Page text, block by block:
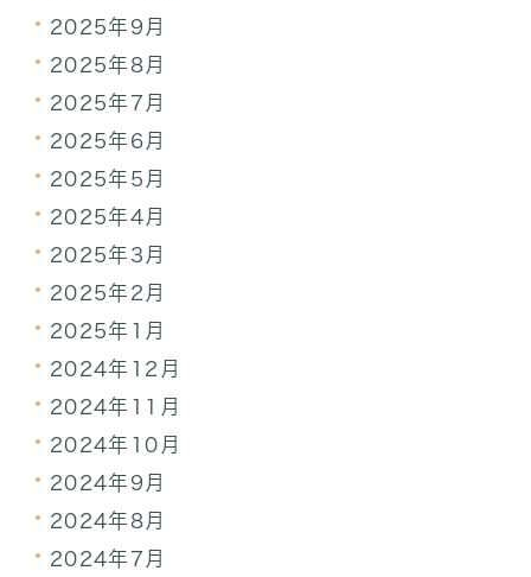
2025年9月
2025年8月
2025年7月
2025年6月
2025年5月
2025年4月
2025年3月
2025年2月
2025年1月
2024年12月
2024年11月
2024年10月
2024年9月
2024年8月
2024年7月